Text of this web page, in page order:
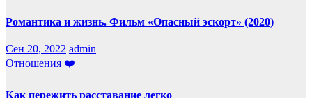
Романтика и жизнь. Фильм «Опасный эскорт» (2020)
Сен 20, 2022 admin
Отношения ❤️
Как пережить расставание легко